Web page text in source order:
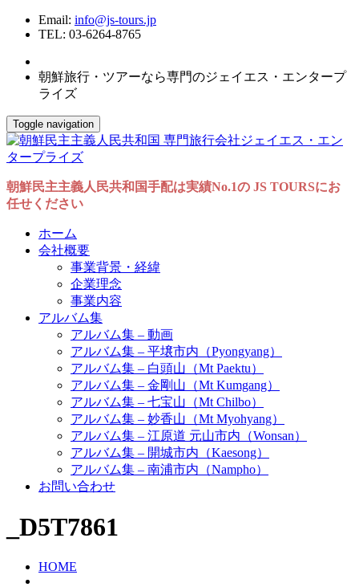
Email: info@js-tours.jp
TEL: 03-6264-8765
朝鮮旅行・ツアーなら専門のジェイエス・エンタープ
ライズ
Toggle navigation
朝鮮民主主義人民共和国手配は実績No.1の JS TOURSにお
任せください
ホーム
会社概要
事業背景・経緯
企業理念
事業内容
アルバム集
アルバム集 – 動画
アルバム集 – 平壌市内（Pyongyang）
アルバム集 – 白頭山（Mt Paektu）
アルバム集 – 金剛山（Mt Kumgang）
アルバム集 – 七宝山（Mt Chilbo）
アルバム集 – 妙香山（Mt Myohyang）
アルバム集 – 江原道 元山市内（Wonsan）
アルバム集 – 開城市内（Kaesong）
アルバム集 – 南浦市内（Nampho）
お問い合わせ
_D5T7861
HOME